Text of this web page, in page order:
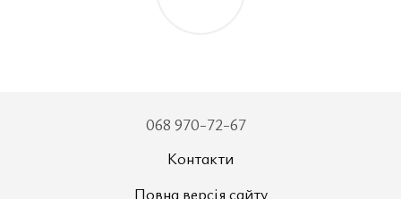
068 970-72-67
Контакти
Повна версія сайту